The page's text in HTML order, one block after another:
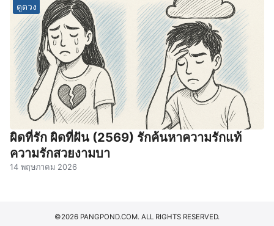
ดูดวง
ผิดที่รัก ผิดที่ฝัน (2569) รักค้นหาความรักแท้
ความรักสวยงามบา
14 พฤษภาคม 2026
©2026 PANGPOND.COM. ALL RIGHTS RESERVED.